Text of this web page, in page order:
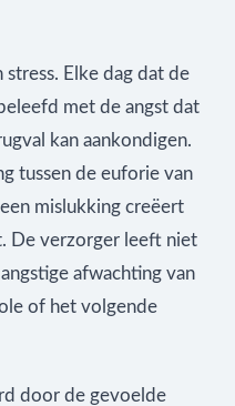
Elke dag dat de
met de angst dat
kan aankondigen.
tussen de euforie van
mislukking creëert
De verzorger leeft niet
afwachting van
of het volgende
door de gevoelde